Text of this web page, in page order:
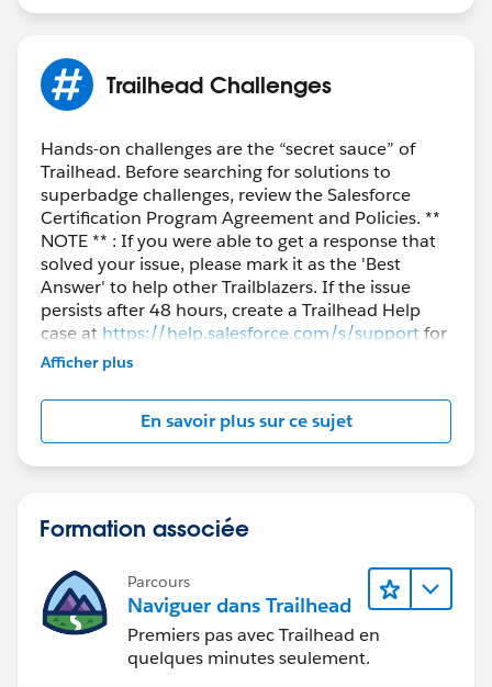
Trailhead Challenges
Hands-on challenges are the “secret sauce” of
Trailhead. Before searching for solutions to
superbadge challenges, review the Salesforce
Certification Program Agreement and Policies. **
NOTE ** : If you were able to get a response that
solved your issue, please mark it as the 'Best
Answer' to help other Trailblazers. If the issue
persists after 48 hours, create a Trailhead Help
case at https://help.salesforce.com/s/supportfor
further assistance.
Afficher plus
En savoir plus sur ce sujet
Formation associée
Parcours
Naviguer dans Trailhead
Premiers pas avec Trailhead en
quelques minutes seulement.